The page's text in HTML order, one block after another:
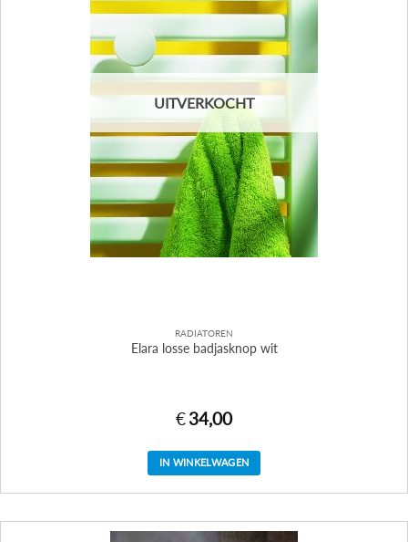
UITVERKOCHT
RADIATOREN
Elara losse badjasknop wit
€34,00
IN WINKELWAGEN